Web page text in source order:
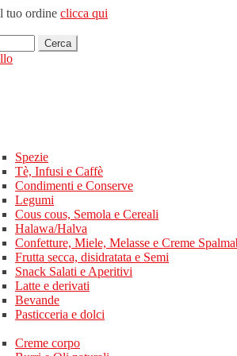
tuo ordine clicca qui
Cerca
Spezie
Tè, Infusi e Caffè
Condimenti e Conserve
Legumi
Cous cous, Semola e Cereali
Halawa/Halva
Confetture, Miele, Melasse e Creme
Frutta secca, disidratata e Semi
Snack Salati e Aperitivi
Latte e derivati
Bevande
Pasticceria e dolci
Creme corpo